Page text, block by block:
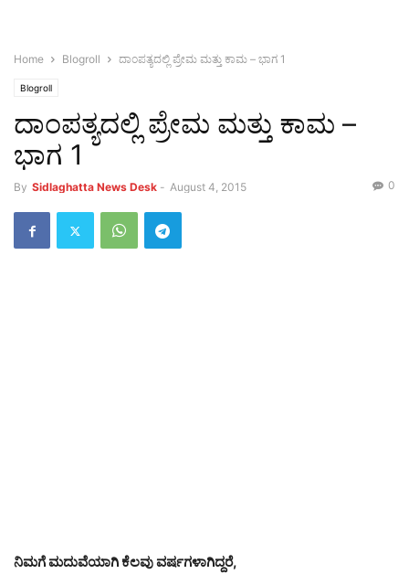
Home Blogroll ದಾಂಪತ್ಯದಲ್ಲಿ ಪ್ರೇಮ ಮತ್ತು ಕಾಮ – ಭಾಗ 1
Blogroll
ದಾಂಪತ್ಯದಲ್ಲಿ ಪ್ರೇಮ ಮತ್ತು ಕಾಮ –
ಭಾಗ 1
By Sidlaghatta News Desk - August 4, 2015 0
ನಿಮಗೆ ಮದುವೆಯಾಗಿ ಕೆಲವು ವರ್ಷಗಳಾಗಿದ್ದರೆ,